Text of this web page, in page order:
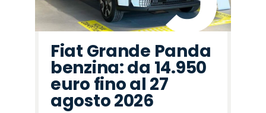
Fiat Grande Panda
benzina: da 14.950
euro fino al 27
agosto 2026